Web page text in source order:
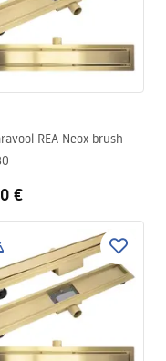
REA Neox brush
€